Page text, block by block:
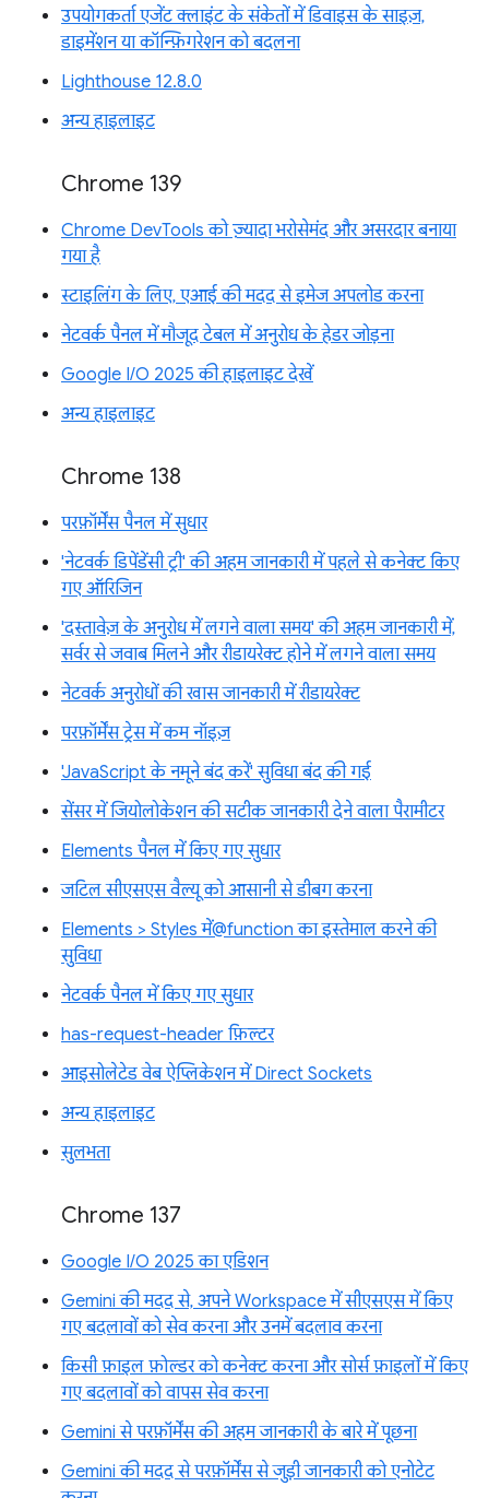
उपयोगकर्ता एजेंट क्लाइंट के संकेतों में डिवाइस के साइज़,
डाइमेंशन या कॉन्फ़िगरेशन को बदलना
Lighthouse 12.8.0
अन्य हाइलाइट
Chrome 139
Chrome DevTools को ज़्यादा भरोसेमंद और असरदार बनाया
गया है
स्टाइलिंग के लिए, एआई की मदद से इमेज अपलोड करना
नेटवर्क पैनल में मौजूद टेबल में अनुरोध के हेडर जोड़ना
Google I/O 2025 की हाइलाइट देखें
अन्य हाइलाइट
Chrome 138
परफ़ॉर्मेंस पैनल में सुधार
'नेटवर्क डिपेंडेंसी ट्री' की अहम जानकारी में पहले से कनेक्ट किए
गए ऑरिजिन
'दस्तावेज़ के अनुरोध में लगने वाला समय' की अहम जानकारी में,
सर्वर से जवाब मिलने और रीडायरेक्ट होने में लगने वाला समय
नेटवर्क अनुरोधों की खास जानकारी में रीडायरेक्ट
परफ़ॉर्मेंस ट्रेस में कम नॉइज़
'JavaScript के नमूने बंद करें' सुविधा बंद की गई
सेंसर में जियोलोकेशन की सटीक जानकारी देने वाला पैरामीटर
Elements पैनल में किए गए सुधार
जटिल सीएसएस वैल्यू को आसानी से डीबग करना
Elements > Styles में@function का इस्तेमाल करने की
सुविधा
नेटवर्क पैनल में किए गए सुधार
has-request-header फ़िल्टर
आइसोलेटेड वेब ऐप्लिकेशन में Direct Sockets
अन्य हाइलाइट
सुलभता
Chrome 137
Google I/O 2025 का एडिशन
Gemini की मदद से, अपने Workspace में सीएसएस में किए
गए बदलावों को सेव करना और उनमें बदलाव करना
किसी फ़ाइल फ़ोल्डर को कनेक्ट करना और सोर्स फ़ाइलों में किए
गए बदलावों को वापस सेव करना
Gemini से परफ़ॉर्मेंस की अहम जानकारी के बारे में पूछना
Gemini की मदद से परफ़ॉर्मेंस से जुड़ी जानकारी को एनोटेट